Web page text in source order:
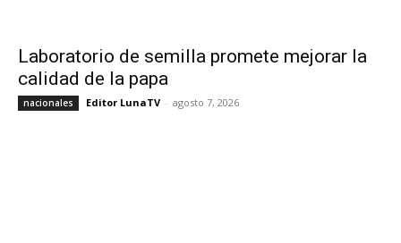
Laboratorio de semilla promete mejorar la
calidad de la papa
nacionales Editor LunaTV - agosto 7, 2026